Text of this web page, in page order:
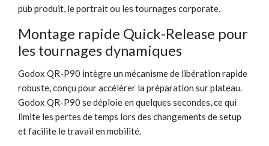
pub produit, le portrait ou les tournages corporate.
Montage rapide Quick-Release pour
les tournages dynamiques
Godox QR-P90 intègre un mécanisme de libération rapide
robuste, conçu pour accélérer la préparation sur plateau.
Godox QR-P90 se déploie en quelques secondes, ce qui
limite les pertes de temps lors des changements de setup
et facilite le travail en mobilité.